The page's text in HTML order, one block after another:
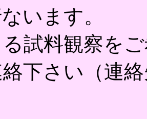
います。
試料観察を
下さい（連